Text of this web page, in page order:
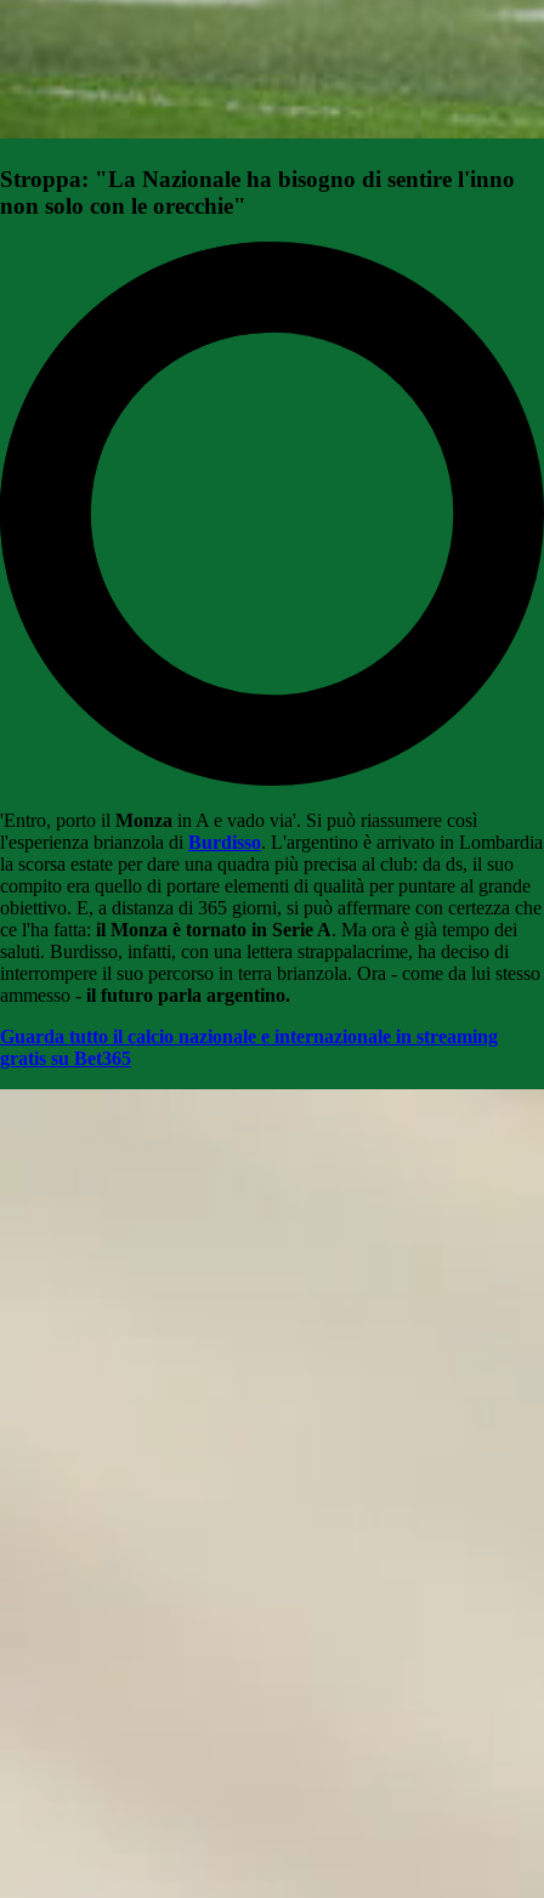
Stroppa: "La Nazionale ha bisogno di sentire l'inno
non solo con le orecchie"
'Entro, porto il Monza in A e vado via'. Si può riassumere così
l'esperienza brianzola di Burdisso. L'argentino è arrivato in Lombardia
la scorsa estate per dare una quadra più precisa al club: da ds, il suo
compito era quello di portare elementi di qualità per puntare al grande
obiettivo. E, a distanza di 365 giorni, si può affermare con certezza che
ce l'ha fatta: il Monza è tornato in Serie A. Ma ora è già tempo dei
saluti. Burdisso, infatti, con una lettera strappalacrime, ha deciso di
interrompere il suo percorso in terra brianzola. Ora - come da lui stesso
ammesso - il futuro parla argentino.
Guarda tutto il calcio nazionale e internazionale in streaming
gratis su Bet365